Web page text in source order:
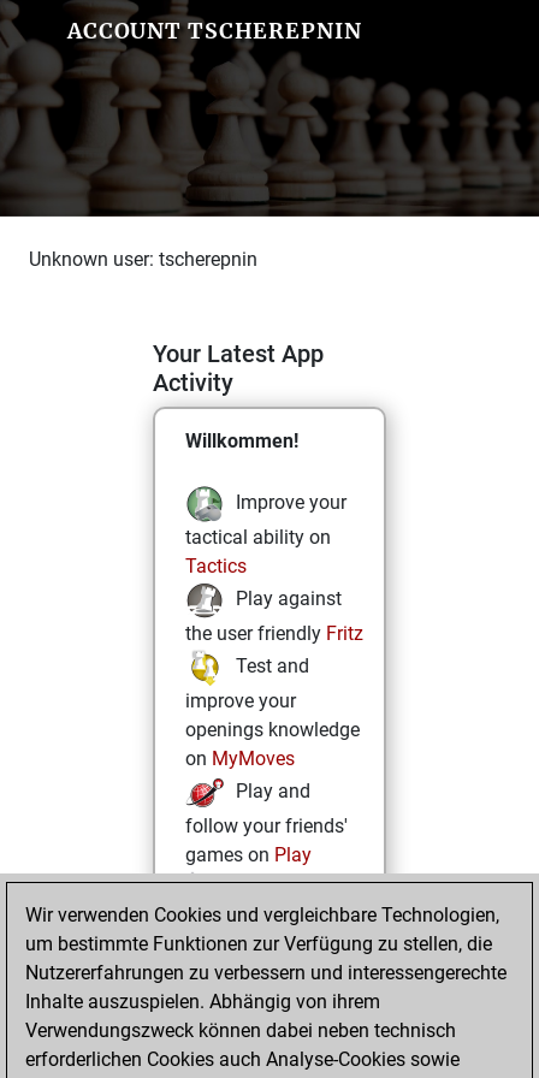
ACCOUNT TSCHEREPNIN
Unknown user: tscherepnin
Your Latest App
Activity
Willkommen!
Improve your
tactical ability on
Tactics
Play against
the user friendly Fritz
Test and
improve your
openings knowledge
on MyMoves
Play and
follow your friends'
games on Play
Solve some
beautiful and
challenging Studies
on Studies
Wir verwenden Cookies und vergleichbare Technologien,
um bestimmte Funktionen zur Verfügung zu stellen, die
Nutzererfahrungen zu verbessern und interessengerechte
Inhalte auszuspielen. Abhängig von ihrem
Verwendungszweck können dabei neben technisch
erforderlichen Cookies auch Analyse-Cookies sowie